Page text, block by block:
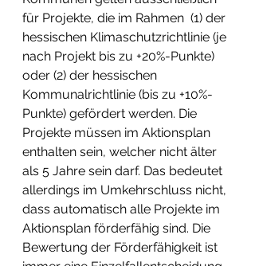
für Projekte, die im Rahmen  (1) der
hessischen Klimaschutzrichtlinie (je
nach Projekt bis zu +20%-Punkte)
oder (2) der hessischen
Kommunalrichtlinie (bis zu +10%-
Punkte) gefördert werden. Die
Projekte müssen im Aktionsplan
enthalten sein, welcher nicht älter
als 5 Jahre sein darf. Das bedeutet
allerdings im Umkehrschluss nicht,
dass automatisch alle Projekte im
Aktionsplan förderfähig sind. Die
Bewertung der Förderfähigkeit ist